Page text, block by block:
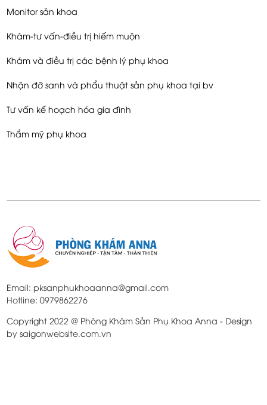
Monitor sản khoa
Khám-tư vấn-điều trị hiếm muộn
Khám và điều trị các bệnh lý phụ khoa
Nhận đỡ sanh và phẩu thuật sản phụ khoa tại bv
Tư vấn kế hoạch hóa gia đình
Thẩm mỹ phụ khoa
Email: pksanphukhoaanna@gmail.com
Hotline: 0979862276
Copyright 2022 @ Phòng Khám Sản Phụ Khoa Anna - Design
by saigonwebsite.com.vn